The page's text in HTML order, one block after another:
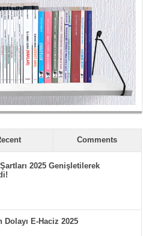
Comments
2025 Genişletilerek
E-Haciz 2025